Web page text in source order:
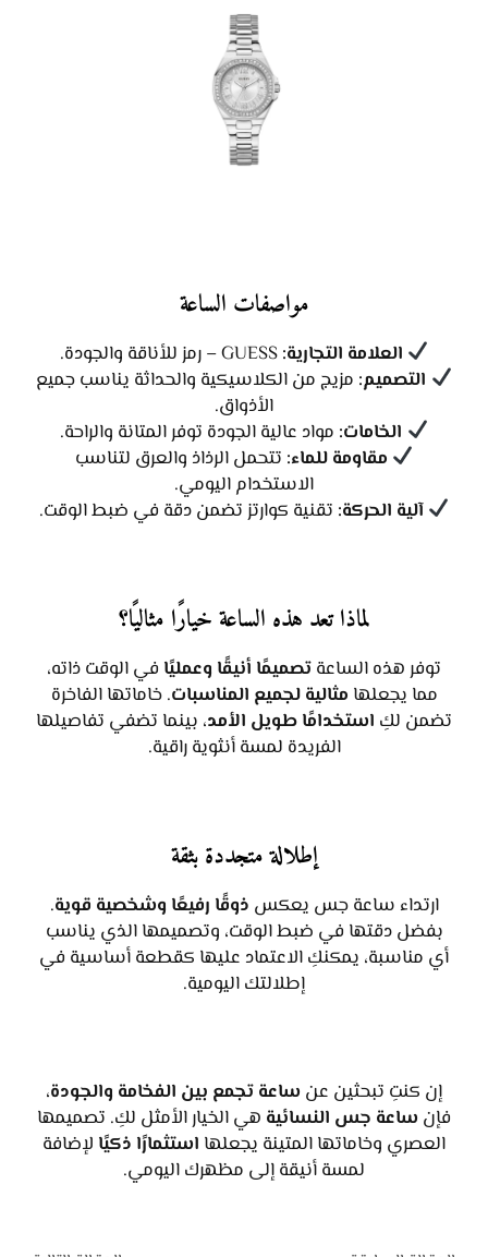
مواصفات الساعة
العلامة التجارية:GUESS – رمز للأناقة والجودة.
التصميم: مزيج من الكلاسيكية والحداثة يناسب جميع
الأذواق.
الخامات: مواد عالية الجودة توفر المتانة والراحة.
مقاومة للماء: تتحمل الرذاذ والعرق لتناسب
الاستخدام اليومي.
آلية الحركة: تقنية كوارتز تضمن دقة في ضبط الوقت.
لماذا تعد هذه الساعة خيارًا مثاليًا؟
توفر هذه الساعةتصميمًا أنيقًا وعمليًا في الوقت ذاته،
مما يجعلها مثالية لجميع المناسبات. خاماتها الفاخرة
تضمن لكِ استخدامًا طويل الأمد، بينما تضفي تفاصيلها
الفريدة لمسة أنثوية راقية.
إطلالة متجددة بثقة
ارتداء ساعة جس يعكس ذوقًا رفيعًا وشخصية قوية.
بفضل دقتها في ضبط الوقت، وتصميمها الذي يناسب
أي مناسبة، يمكنكِ الاعتماد عليها كقطعة أساسية في
إطلالتك اليومية.
إن كنتِ تبحثين عنساعة تجمع بين الفخامة والجودة،
فإنساعة جس النسائية هي الخيار الأمثل لكِ. تصميمها
العصري وخاماتها المتينة يجعلها استثمارًا ذكيًا لإضافة
لمسة أنيقة إلى مظهرك اليومي.